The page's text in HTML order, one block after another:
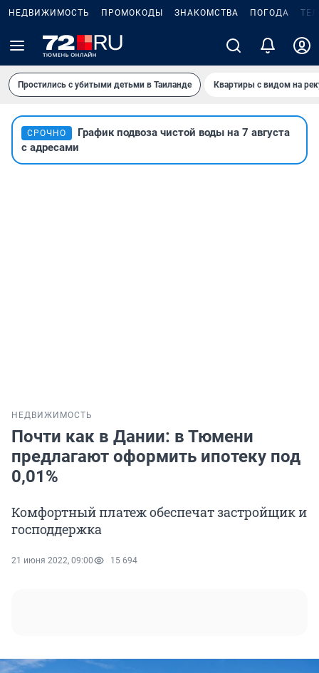
НЕДВИЖИМОСТЬ ПРОМОКОДЫ ЗНАКОМСТВА ПОГОДА
Простились с убитыми детьми в Таиланде Квартиры с видом на
СРОЧНО
График подвоза чистой воды на 7 августа
с адресами
НЕДВИЖИМОСТЬ
Почти как в Дании: в Тюмени
предлагают оформить ипотеку под
0,01%
Комфортный платеж обеспечат застройщик и
господдержка
21 июня 2022, 09:00 15 694